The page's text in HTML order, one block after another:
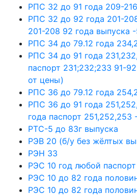
РПС 32 до 91 года 209-216
РПС 32 до 92 года 201-
201-208 92 года выпуска
РПС 34 до 79.12 года
РПС 34 до 91 года
паспорт 231;232;233 91-
от цены)
РПС 36 до 79.12 года
РПС 36 до 91 года
года паспорт 251,252,253
РТС-5 до 83г выпуска
РЭВ 20 (б/у без жёлтых
РЭН 33
РЭС 10 год любой
РЭС 10 до 82 года
РЭС 10 до 82 года